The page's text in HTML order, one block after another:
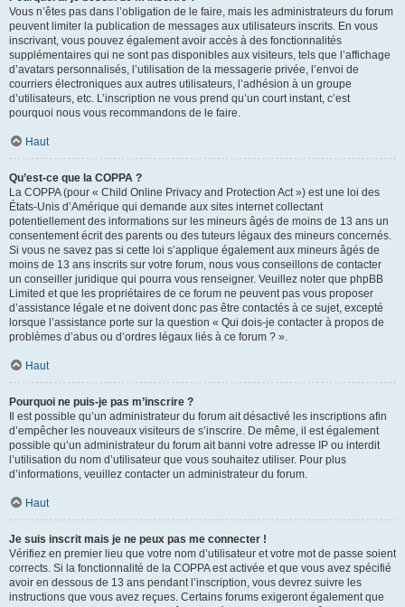
Vous n’êtes pas dans l’obligation de le faire, mais les administrateurs du forum
peuvent limiter la publication de messages aux utilisateurs inscrits. En vous
inscrivant, vous pouvez également avoir accès à des fonctionnalités
supplémentaires qui ne sont pas disponibles aux visiteurs, tels que l’affichage
d’avatars personnalisés, l’utilisation de la messagerie privée, l’envoi de
courriers électroniques aux autres utilisateurs, l’adhésion à un groupe
d’utilisateurs, etc. L’inscription ne vous prend qu’un court instant, c’est
pourquoi nous vous recommandons de le faire.
Haut
Qu’est-ce que la COPPA ?
La COPPA (pour « Child Online Privacy and Protection Act ») est une loi des
États-Unis d’Amérique qui demande aux sites internet collectant
potentiellement des informations sur les mineurs âgés de moins de 13 ans un
consentement écrit des parents ou des tuteurs légaux des mineurs concernés.
Si vous ne savez pas si cette loi s’applique également aux mineurs âgés de
moins de 13 ans inscrits sur votre forum, nous vous conseillons de contacter
un conseiller juridique qui pourra vous renseigner. Veuillez noter que phpBB
Limited et que les propriétaires de ce forum ne peuvent pas vous proposer
d’assistance légale et ne doivent donc pas être contactés à ce sujet, excepté
lorsque l’assistance porte sur la question « Qui dois-je contacter à propos de
problèmes d’abus ou d’ordres légaux liés à ce forum ? ».
Haut
Pourquoi ne puis-je pas m’inscrire ?
Il est possible qu’un administrateur du forum ait désactivé les inscriptions afin
d’empêcher les nouveaux visiteurs de s’inscrire. De même, il est également
possible qu’un administrateur du forum ait banni votre adresse IP ou interdit
l’utilisation du nom d’utilisateur que vous souhaitez utiliser. Pour plus
d’informations, veuillez contacter un administrateur du forum.
Haut
Je suis inscrit mais je ne peux pas me connecter !
Vérifiez en premier lieu que votre nom d’utilisateur et votre mot de passe soient
corrects. Si la fonctionnalité de la COPPA est activée et que vous avez spécifié
avoir en dessous de 13 ans pendant l’inscription, vous devrez suivre les
instructions que vous avez reçues. Certains forums exigeront également que